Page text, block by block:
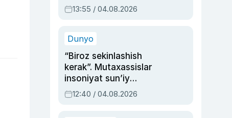
dublyaj ustasi Rimma
Ahmedovaning
13:55 / 04.08.2026
Dunyo
“Biroz sekinlashish
kerak”. Mutaxassislar
insoniyat sun’iy
intellektni boshqara
olmay qolishidan xavotir
12:40 / 04.08.2026